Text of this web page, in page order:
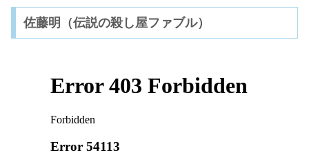
佐藤明（伝説の殺し屋ファブル）